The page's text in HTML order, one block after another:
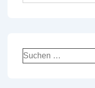
Suchen
nach: